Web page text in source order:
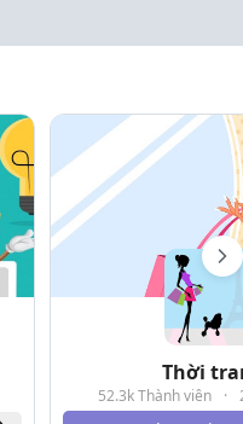
Thời
52.3k Thành viên ·